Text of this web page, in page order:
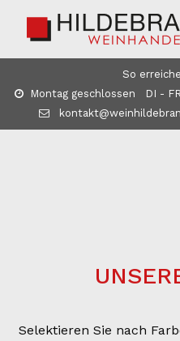
So
Montag geschlossen DI -
Selektieren Sie nach